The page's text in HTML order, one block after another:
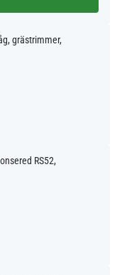
grästrimmer,
RS52,